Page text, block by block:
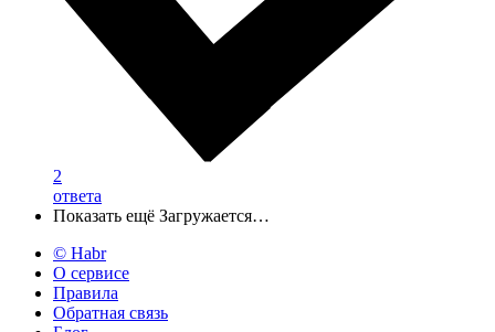
2
ответа
Показать ещё Загружается…
© Habr
О сервисе
Правила
Обратная связь